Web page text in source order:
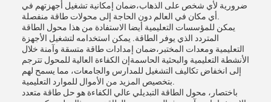
ضرورية لأي شخص على الذهاب،ضمان إمكانية تشغيل أجهزتهم في
يمكن للمؤسسات التعليمية أيضا الاستفادة من هذا محول الطاقة
المتردد الذي يوفر الطاقة. يمكن استخدامه لتشغيل الأجهزة
التعليمية ومعدات المختبر،ضمان إمدادات طاقة متسقة وآمنة خلال
الأنشطة التعليمية والبحثية الحاسمةإن الكفاءة العالية للمحول تترجم
إلى انخفاض تكاليف التشغيل للمدارس والجامعات، مما يسمح لهم
باختصار، محول الطاقة التبديلي عالي الكفاءة هو حل طاقة متعدد